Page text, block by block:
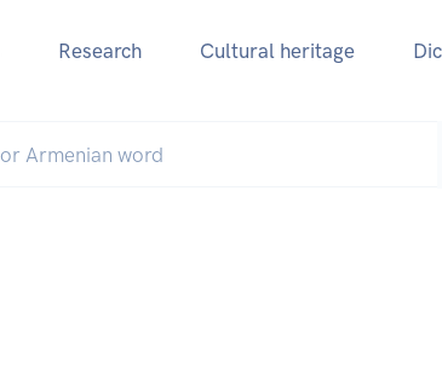
Research Cultural heritage